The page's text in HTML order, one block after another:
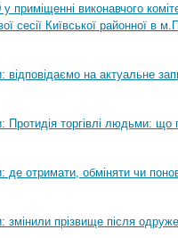
приміщенні виконавчого
сесії Київської районної в
на актуальне
торгівлі людьми: що
де отримати, обміняти чи
змінили прізвище після